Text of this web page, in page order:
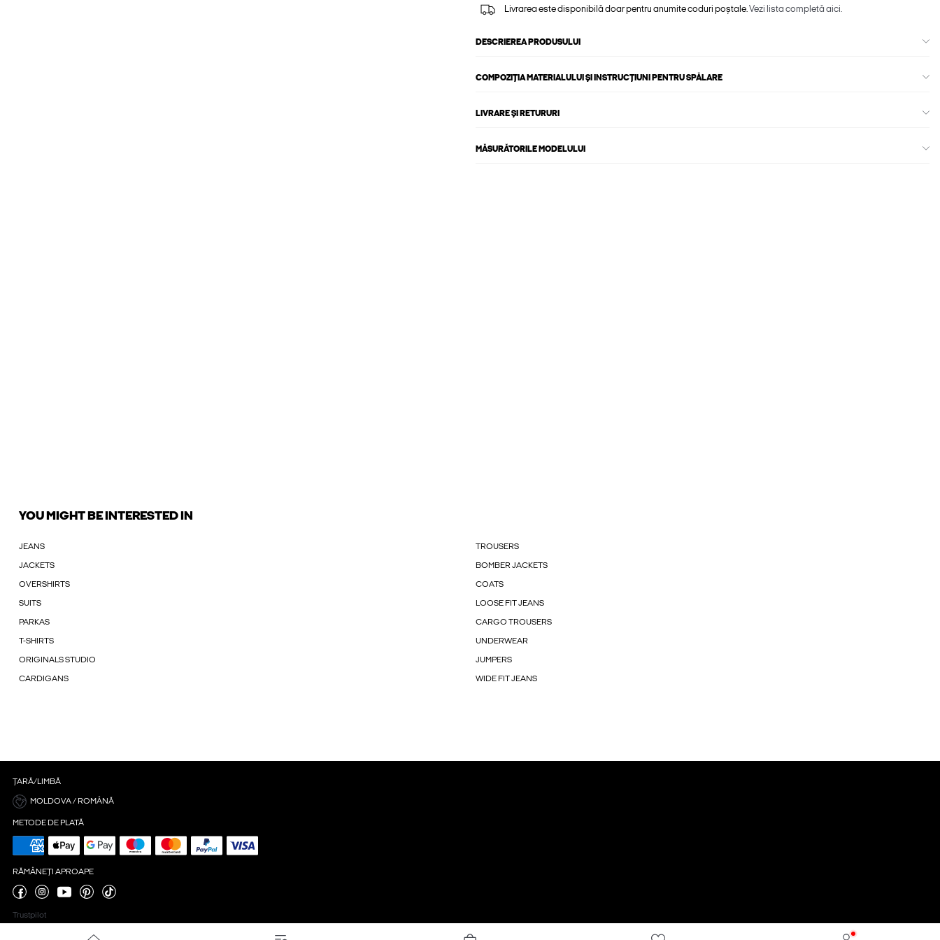
Livrarea este disponibilă doar pentru anumite coduri poștale.Vezi lista completă aici.
DESCRIEREA PRODUSULUI
COMPOZIȚIA MATERIALULUI ȘI INSTRUCȚIUNI PENTRU SPĂLARE
LIVRARE ȘI RETURURI
MĂSURĂTORILE MODELULUI
YOU MIGHT BE INTERESTED IN
JEANS TROUSERS
JACKETS BOMBER JACKETS
OVERSHIRTS COATS
SUITS LOOSE FIT JEANS
PARKAS CARGO TROUSERS
T-SHIRTS UNDERWEAR
ORIGINALS STUDIO JUMPERS
CARDIGANS WIDE FIT JEANS
ȚARĂ/LIMBĂ
MOLDOVA / ROMÂNĂ
METODE DE PLATĂ
RĂMÂNEȚI APROAPE
Trustpilot